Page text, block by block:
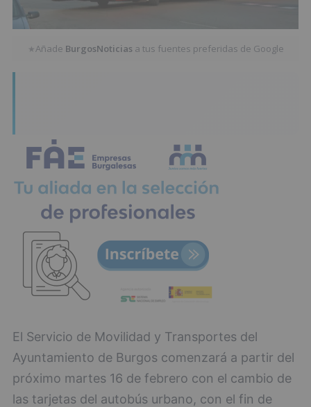
★Añade BurgosNoticias a tus fuentes preferidas de Google
El Servicio de Movilidad y Transportes del
Ayuntamiento de Burgos comenzará a partir del
próximo martes 16 de febrero con el cambio de
las tarjetas del autobús urbano, con el fin de